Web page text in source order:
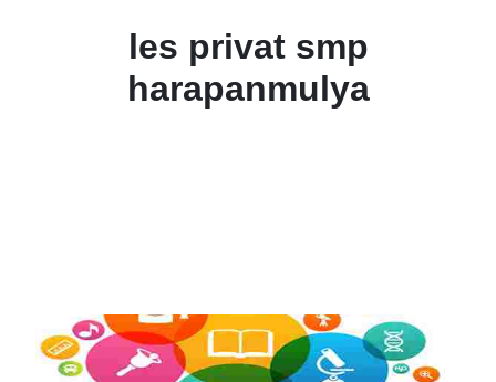
les privat smp
harapanmulya